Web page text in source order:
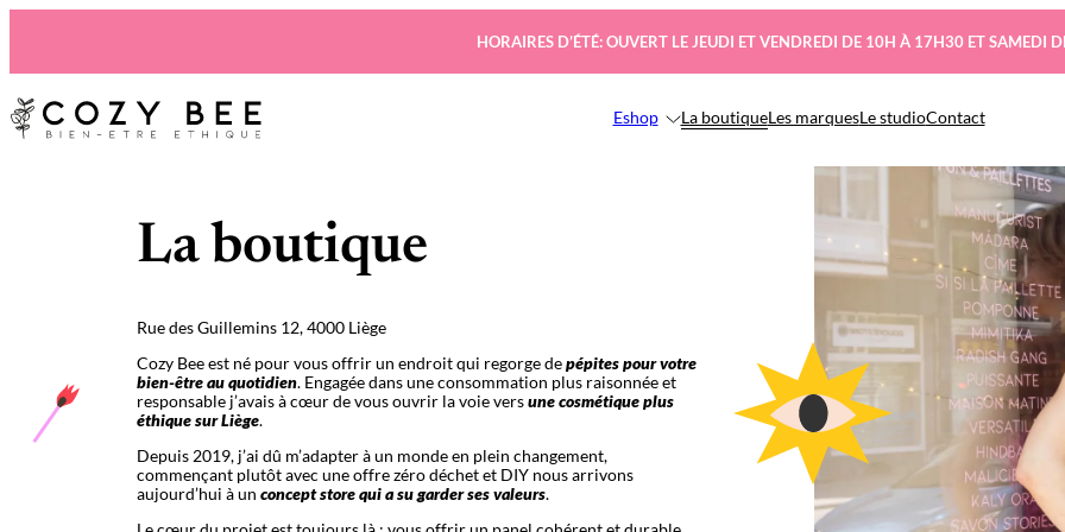
HORAIRES D’ÉTÉ: OUVERT LE JEUDI ET VENDREDI DE 10H À 17H30 ET SAMEDI
Eshop La boutiqueLes marquesLe studioContact
La boutique
Rue des Guillemins 12, 4000 Liège
Cozy Bee est né pour vous offrir un endroit qui regorge depépites pour votre
bien-être au quotidien. Engagée dans une consommation plus raisonnée et
responsable j’avais à cœur de vous ouvrir la voie versune cosmétique plus
éthique sur Liège.
Depuis 2019, j’ai dû m’adapter à un monde en plein changement,
commençant plutôt avec une offre zéro déchet et DIY nous arrivons
aujourd’hui à un concept store qui a su garder ses valeurs.